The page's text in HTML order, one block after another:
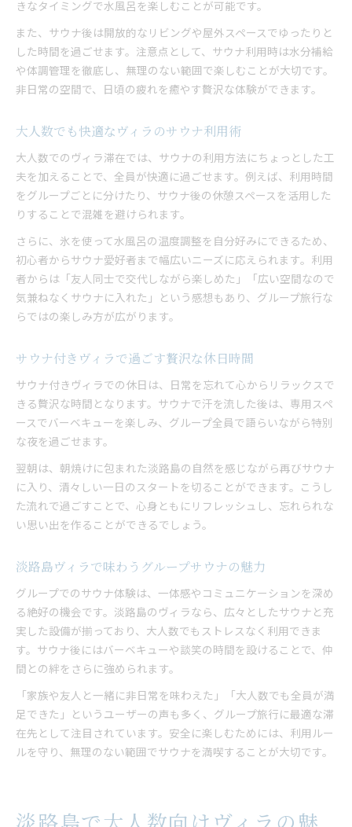
サウナとバーベキューで味わう特別なひととき
大人数で過ごすヴィラの贅沢な休日を提案
自然と融合したヴィラ滞在の魅力を満喫
ヴィラで味わうラグジュアリーな空間の楽しみ方
家族や友人と楽しむ本格サウナ体験
グループで味わうヴィラサウナの楽しみ方
サウナ付きヴィラで深まる交流と癒し時間
ヴィラのサウナ体験で健康とリフレッシュ
大人数で楽しむサウナのメリットを紹介
きなタイミングで水風呂を楽しむことが可能です。
また、サウナ後は開放的なリビングや屋外スペースでゆったりと
した時間を過ごせます。注意点として、サウナ利用時は水分補給
や体調管理を徹底し、無理のない範囲で楽しむことが大切です。
非日常の空間で、日頃の疲れを癒やす贅沢な体験ができます。
大人数でも快適なヴィラのサウナ利用術
大人数でのヴィラ滞在では、サウナの利用方法にちょっとした工
夫を加えることで、全員が快適に過ごせます。例えば、利用時間
をグループごとに分けたり、サウナ後の休憩スペースを活用した
りすることで混雑を避けられます。
さらに、氷を使って水風呂の温度調整を自分好みにできるため、
初心者からサウナ愛好者まで幅広いニーズに応えられます。利用
者からは「友人同士で交代しながら楽しめた」「広い空間なので
気兼ねなくサウナに入れた」という感想もあり、グループ旅行な
らではの楽しみ方が広がります。
サウナ付きヴィラで過ごす贅沢な休日時間
サウナ付きヴィラでの休日は、日常を忘れて心からリラックスで
きる贅沢な時間となります。サウナで汗を流した後は、専用スペ
ースでバーベキューを楽しみ、グループ全員で語らいながら特別
な夜を過ごせます。
翌朝は、朝焼けに包まれた淡路島の自然を感じながら再びサウナ
に入り、清々しい一日のスタートを切ることができます。こうし
た流れで過ごすことで、心身ともにリフレッシュし、忘れられな
い思い出を作ることができるでしょう。
淡路島ヴィラで味わうグループサウナの魅力
グループでのサウナ体験は、一体感やコミュニケーションを深め
る絶好の機会です。淡路島のヴィラなら、広々としたサウナと充
実した設備が揃っており、大人数でもストレスなく利用できま
す。サウナ後にはバーベキューや談笑の時間を設けることで、仲
間との絆をさらに強められます。
「家族や友人と一緒に非日常を味わえた」「大人数でも全員が満
足できた」というユーザーの声も多く、グループ旅行に最適な滞
在先として注目されています。安全に楽しむためには、利用ルー
ルを守り、無理のない範囲でサウナを満喫することが大切です。